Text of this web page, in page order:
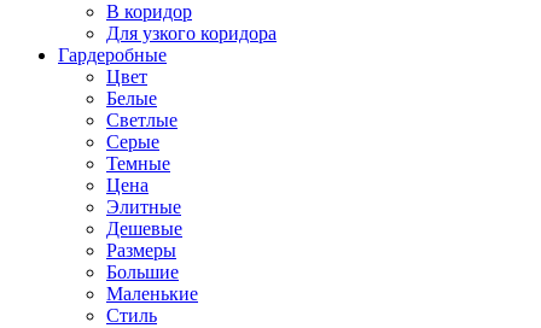
В коридор
Для узкого коридора
Гардеробные
Цвет
Белые
Светлые
Серые
Темные
Цена
Элитные
Дешевые
Размеры
Большие
Маленькие
Стиль